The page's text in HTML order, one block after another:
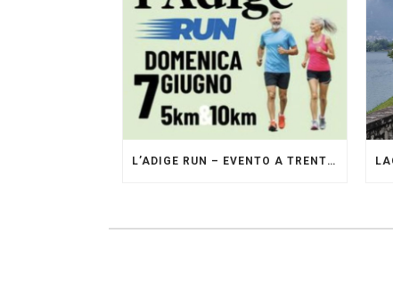
L’ADIGE RUN – EVENTO A TRENTO GESTITO DAI PACERS GLI ORIGINALI